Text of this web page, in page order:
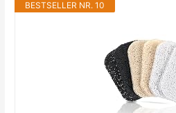
BESTSELLER NR. 10